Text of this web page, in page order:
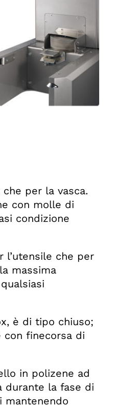
per la vasca.
con molle di
condizione
l’utensile che per
massima
è di tipo chiuso;
con finecorsa di
in polizene ad
durante la fase di
mantenendo